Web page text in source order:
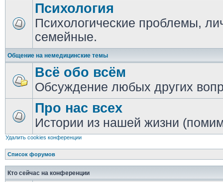
Психология
Психологические проблемы,
семейные.
Общение на немедицинские темы
Всё обо всём
Обсуждение любых других
Про нас всех
Истории из нашей жизни
Удалить cookies конференции
Список форумов
Кто сейчас на конференции